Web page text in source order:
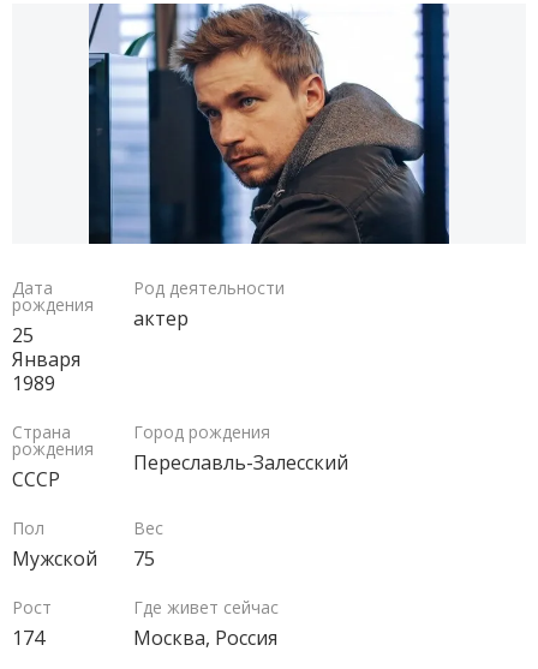
Дата
рождения
25
Января
1989
Род деятельности
актер
Страна
рождения
СССР
Город рождения
Переславль-Залесский
Пол
Мужской
Вес
75
Рост
174
Где живет сейчас
Москва, Россия